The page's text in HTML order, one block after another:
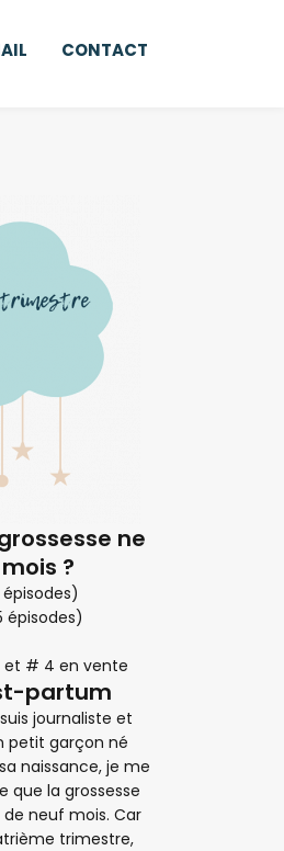
CONTACT
ne
?
épisodes)
épisodes)
et # 4 en vente
partum
journaliste et
petit garçon né
naissance, je me
que la grossesse
neuf mois. Car
trimestre,